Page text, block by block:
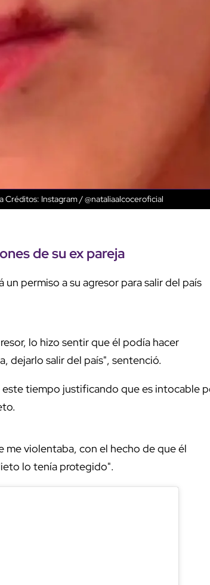
Créditos: Instagram / @nataliaalcoceroficial
de su ex pareja
permiso a su agresor para salir del país
lo hizo sentir que él podía hacer
dejarlo salir del país", sentenció.
tiempo justificando que es intocable
me violentaba, con el hecho de que él
lo tenía protegido".